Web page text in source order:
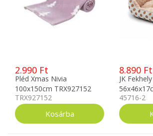
2.990 Ft
Pléd Xmas Nivia
100x150cm TRX927152
TRX927152
8.890 Ft
JK
45716-2